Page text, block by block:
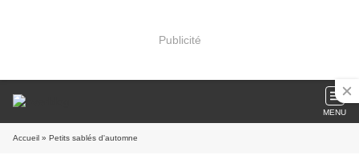
Publicité
MENU
Accueil » Petits sablés d'automne